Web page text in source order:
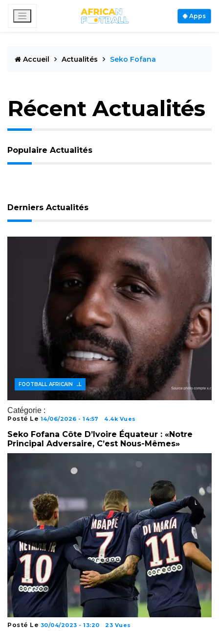
Apps
Accueil Actualités Seko Fofana
Récent Actualités
Populaire Actualités
Derniers Actualités
Catégorie :
ACTUALITÉS FOOTBALL
FOOTBALL AFRICAIN
Posté Le 14/06/2026 - 14:57 4.4k Vues
Seko Fofana Côte D’Ivoire Équateur : «Notre
Principal Adversaire, C’est Nous-Mêmes»
Posté Le 30/04/2023 - 13:20 23 Vues